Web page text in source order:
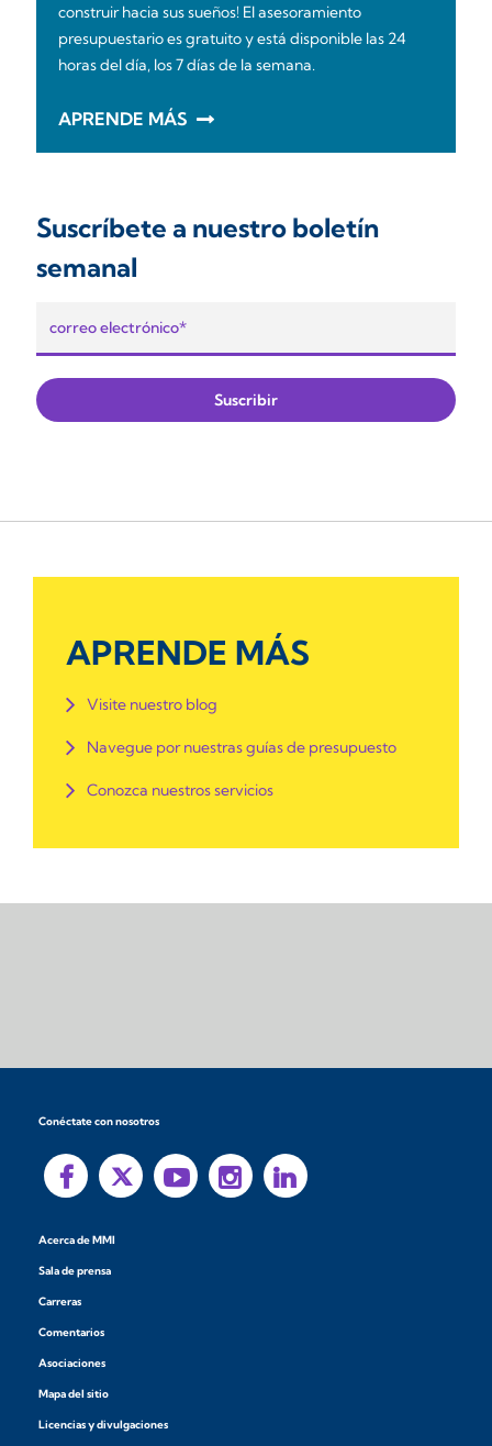
construir hacia sus sueños! El asesoramiento
presupuestario es gratuito y está disponible las 24
horas del día, los 7 días de la semana.
APRENDE MÁS
Suscríbete a nuestro boletín
semanal
APRENDE MÁS
Visite nuestro blog
Navegue por nuestras guías de presupuesto
Conozca nuestros servicios
Conéctate con nosotros
Acerca de MMI
Sala de prensa
Carreras
Comentarios
Asociaciones
Mapa del sitio
Licencias y divulgaciones